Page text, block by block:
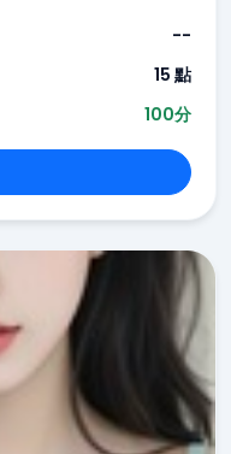
--
15 點
100分